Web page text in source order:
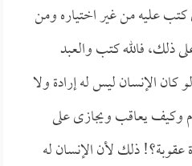
عليه من غير اختياره ومن
ذلك، فالله كتب والعبد
الإنسان ليس له إرادة ولا
يعاقب ويجازى على
عقوبة؟! ذلك لأن الإنسان له